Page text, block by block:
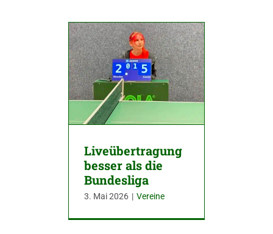
Liveübertragung
besser als die
Bundesliga
3. Mai 2026 | Vereine